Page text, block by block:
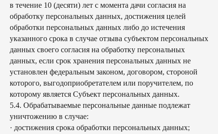
в течение 10 (десяти) лет с момента дачи согласия на
обработку персональных данных, достижения целей
обработки персональных данных либо до истечения
указанного срока в случае отзыва субъектом персональных
данных своего согласия на обработку персональных
данных, если срок хранения персональных данных не
установлен федеральным законом, договором, стороной
которого, выгодоприобретателем или поручителем, по
которому является Субъект персональных данных.
5.4. Обрабатываемые персональные данные подлежат
уничтожению в случае:
· достижения срока обработки персональных данных;